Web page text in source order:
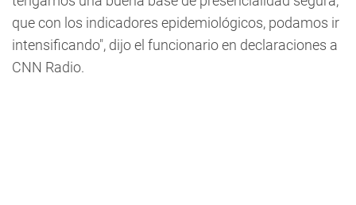
que con los indicadores epidemiológicos, podamos ir
intensificando", dijo el funcionario en declaraciones a
CNN Radio.